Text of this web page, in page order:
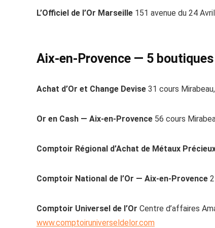
L’Officiel de l’Or Marseille 151 avenue du 24
Aix-en-Provence — 5 boutiques
Achat d’Or et Change Devise 31 cours
Or en Cash — Aix-en-Provence 56 cours
Comptoir Régional d’Achat de Métaux
Comptoir National de l’Or — Aix-en-Provence
Comptoir Universel de l’Or Centre d’affaires
www.comptoiruniverseldelor.com